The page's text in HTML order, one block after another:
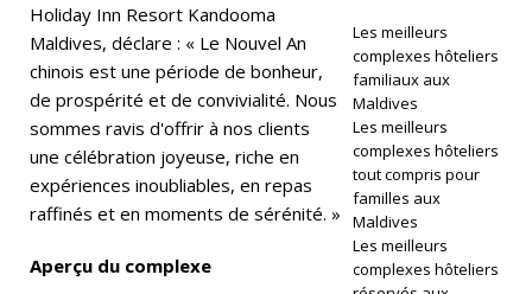
T
Holiday Inn Resort Kandooma
Maldives, déclare : « Le Nouvel An
chinois est une période de bonheur,
de prospérité et de convivialité. Nous
sommes ravis d'offrir à nos clients
une célébration joyeuse, riche en
expériences inoubliables, en repas
raffinés et en moments de sérénité. »
Aperçu du complexe
Les meilleurs
complexes hôteliers
familiaux aux
Maldives
Les meilleurs
complexes hôteliers
tout compris pour
familles aux
Maldives
Les meilleurs
complexes hôteliers